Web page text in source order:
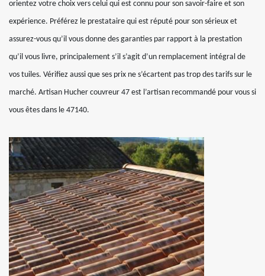
orientez votre choix vers celui qui est connu pour son savoir-faire et son
expérience. Préférez le prestataire qui est réputé pour son sérieux et
assurez-vous qu’il vous donne des garanties par rapport à la prestation
qu’il vous livre, principalement s’il s’agit d’un remplacement intégral de
vos tuiles. Vérifiez aussi que ses prix ne s’écartent pas trop des tarifs sur le
marché. Artisan Hucher couvreur 47 est l’artisan recommandé pour vous si
vous êtes dans le 47140.